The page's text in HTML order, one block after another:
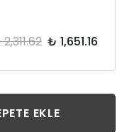
₺ 1,651.16
EKLE